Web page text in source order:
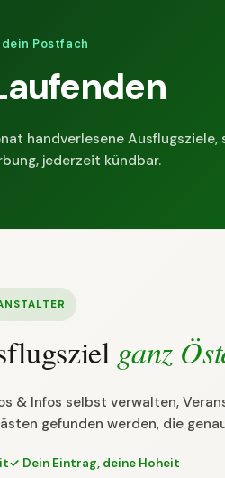
Postfach
handverlesene Ausflugsziele,
jederzeit kündbar.
ganz
& Infos selbst verwalten,
gefunden werden, die
✓ Dein Eintrag, deine Hoheit